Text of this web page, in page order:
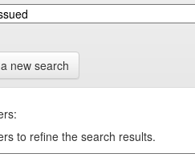
new search
to refine the search results.